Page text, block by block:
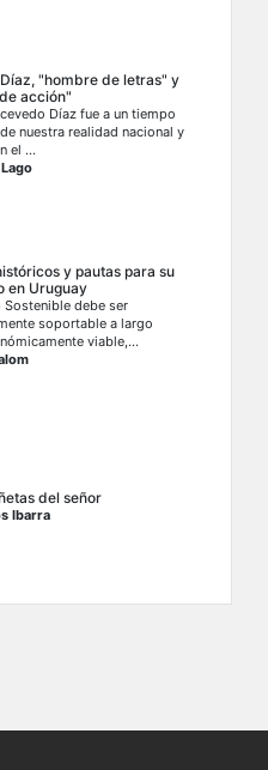
"hombre de letras" y
acción"
Díaz fue a un tiempo
nuestra realidad nacional y
el ...
y pautas para su
en Uruguay
Sostenible debe ser
soportable a largo
viable,...
del señor
Ibarra